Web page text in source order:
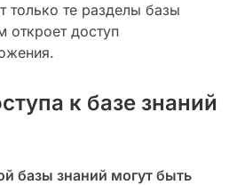
только те разделы базы
откроет доступ
к базе знаний
базы знаний могут быть